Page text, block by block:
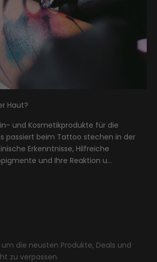
Haut?
und Kosmetikprodukte für die
passiert beim Tattoo stechen in der
Erkenntnisse, Hilfreiche
und Ihre Reaktion u...
die neusten Produkte, Deals und
zu verpassen.